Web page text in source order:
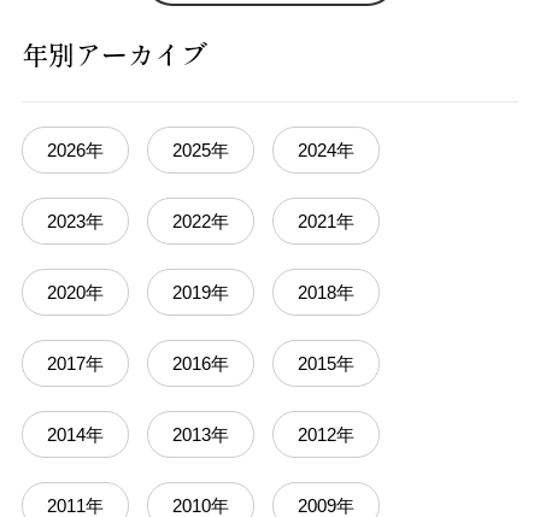
年別アーカイブ
2026年 2025年 2024年
2023年 2022年 2021年
2020年 2019年 2018年
2017年 2016年 2015年
2014年 2013年 2012年
2011年 2010年 2009年